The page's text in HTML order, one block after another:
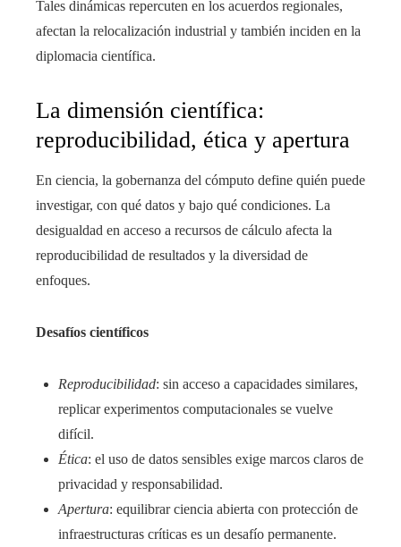
Tales dinámicas repercuten en los acuerdos regionales,
afectan la relocalización industrial y también inciden en la
diplomacia científica.
La dimensión científica:
reproducibilidad, ética y apertura
En ciencia, la gobernanza del cómputo define quién puede
investigar, con qué datos y bajo qué condiciones. La
desigualdad en acceso a recursos de cálculo afecta la
reproducibilidad de resultados y la diversidad de
enfoques.
Desafíos científicos
Reproducibilidad: sin acceso a capacidades similares,
replicar experimentos computacionales se vuelve
difícil.
Ética: el uso de datos sensibles exige marcos claros de
privacidad y responsabilidad.
Apertura: equilibrar ciencia abierta con protección de
infraestructuras críticas es un desafío permanente.